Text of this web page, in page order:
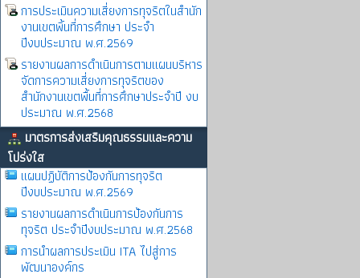
การประเมินความเสี่ยงการทุจริตในสำนัก
งานเขตพิ้นที่การศึกษา ประจำ
ปีงบประมาณ พ.ศ.2569
รายงานผลการดำเนินการตามแผนบริหาร
จัดการความเสี่ยงการทุจริตของ
สำนักงานเขตพื้นที่การศึกษาประจำปี งบ
ประมาณ พ.ศ.2568
มาตรการส่งเสริมคุณธรรมและความ
โปร่งใส
แผนปฏิบัติการป้องกันการทุจริต
ปีงบประมาณ พ.ศ.2569
รายงานผลการดําเนินการป้องกันการ
ทุจริต ประจําปีงบประมาณ พ.ศ.2568
การนำผลการประเมิน ITA ไปสู่การ
พัฒนาองค์กร